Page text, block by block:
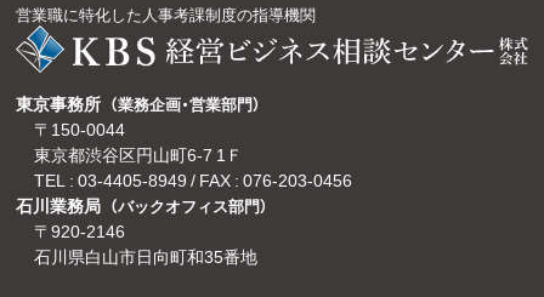
営業職に特化した人事考課制度の指導機関
東京事務所 （業務企画・営業部門）
〒150-0044
東京都渋谷区円山町6-7 1Ｆ
TEL : 03-4405-8949 / FAX : 076-203-0456
石川業務局 （バックオフィス部門）
〒920-2146
石川県白山市日向町和35番地